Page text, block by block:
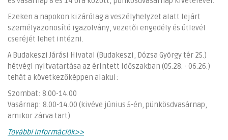
Ezeken a napokon kizárólag a veszélyhelyzet alatt lejárt
személyazonosító igazolvány, vezetői engedély és útlevél
cseréjét lehet intézni.
A Budakeszi Járási Hivatal (Budakeszi, Dózsa György tér 25.)
hétvégi nyitvatartása az érintett időszakban (05.28. - 06.26.)
tehát a következőképpen alakul:
Szombat: 8.00-14.00
Vasárnap: 8.00-14.00 (kivéve június 5-én, pünkösdvasárnap,
amikor zárva tart)
További információk>>